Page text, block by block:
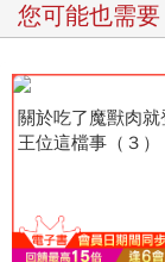
您可能也需要